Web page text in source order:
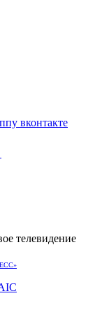
вконтакте
телевидение